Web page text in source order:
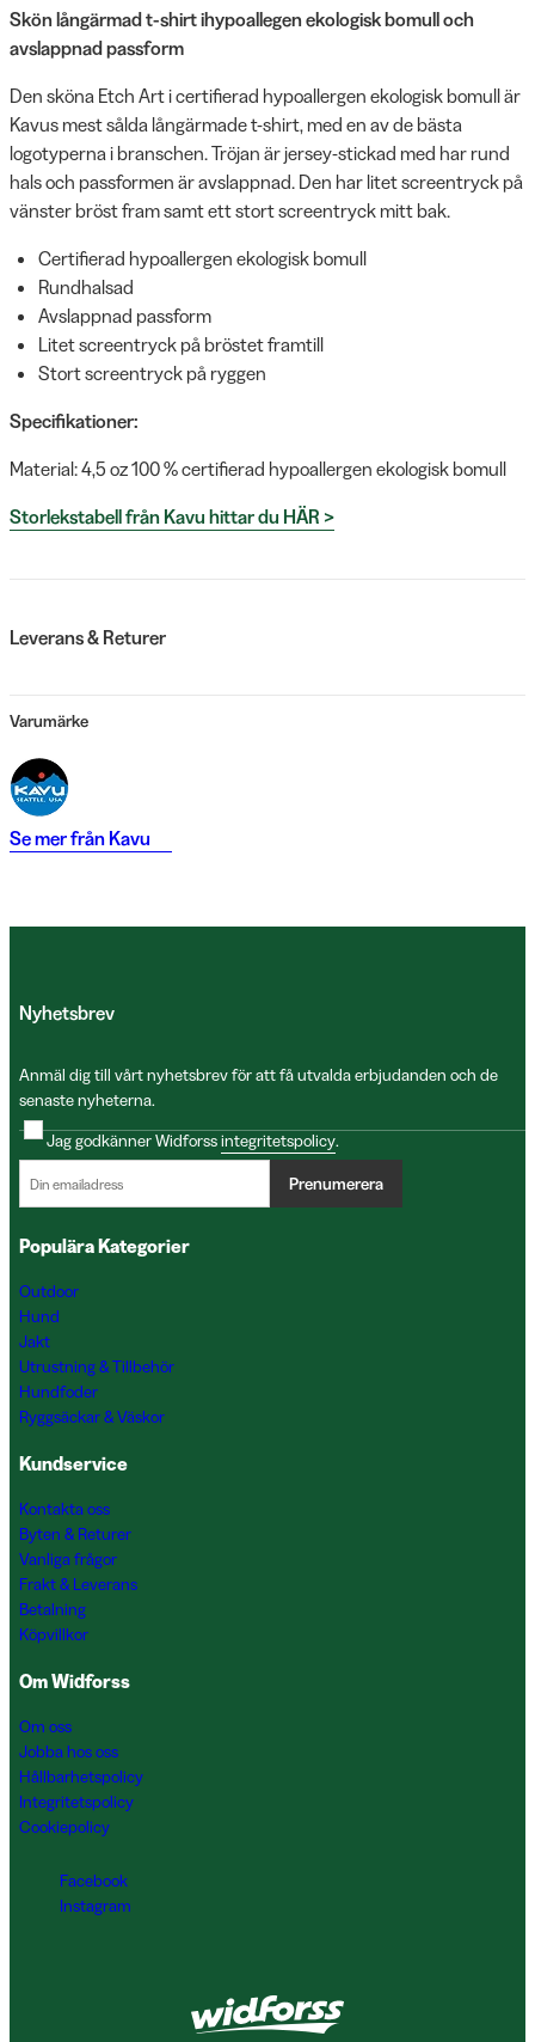
Skön långärmad t-shirt ihypoallegen ekologisk bomull och
avslappnad passform
Den sköna Etch Art i certifierad hypoallergen ekologisk bomull är
Kavus mest sålda långärmade t-shirt, med en av de bästa
logotyperna i branschen. Tröjan är jersey-stickad med har rund
hals och passformen är avslappnad. Den har litet screentryck på
vänster bröst fram samt ett stort screentryck mitt bak.
Certifierad hypoallergen ekologisk bomull
Rundhalsad
Avslappnad passform
Litet screentryck på bröstet framtill
Stort screentryck på ryggen
Specifikationer:
Material: 4,5 oz 100 % certifierad hypoallergen ekologisk bomull
Storlekstabell från Kavu hittar du HÄR >
Leverans & Returer
Varumärke
Se mer från Kavu
Nyhetsbrev
Anmäl dig till vårt nyhetsbrev för att få utvalda erbjudanden och de
senaste nyheterna.
Jag godkänner Widforssintegritetspolicy.
Prenumerera
Populära Kategorier
Outdoor
Hund
Jakt
Utrustning & Tillbehör
Hundfoder
Ryggsäckar & Väskor
Kundservice
Kontakta oss
Byten & Returer
Vanliga frågor
Frakt & Leverans
Betalning
Köpvillkor
Om Widforss
Om oss
Jobba hos oss
Hållbarhetspolicy
Integritetspolicy
Cookiepolicy
Facebook
Instagram